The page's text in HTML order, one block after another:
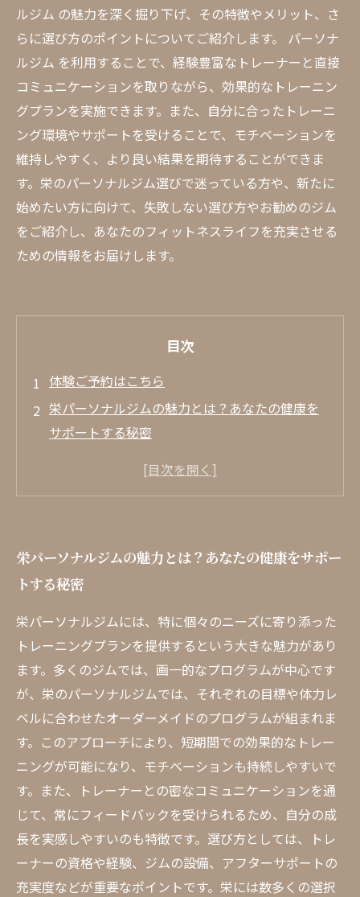
ルジム の魅力を深く掘り下げ、その特徴やメリット、さ
らに選び方のポイントについてご紹介します。 パーソナ
ルジム を利用することで、経験豊富なトレーナーと直接
コミュニケーションを取りながら、効果的なトレーニン
グプランを実施できます。また、自分に合ったトレーニ
ング環境やサポートを受けることで、モチベーションを
維持しやすく、より良い結果を期待することができま
す。栄のパーソナルジム選びで迷っている方や、新たに
始めたい方に向けて、失敗しない選び方やお勧めのジム
をご紹介し、あなたのフィットネスライフを充実させる
ための情報をお届けします。
目次
体験ご予約はこちら
栄パーソナルジムの魅力とは？あなたの健康を
サポートする秘密
なぜ栄でパーソナルジムが選ばれるのか？その
モチベーションを保つための選び方とは？栄で
のパーソナルジム選びのポイント
あなたにぴったりの栄パーソナルジムを見つけ
るためのヒント
実績豊富なトレーナーと共に、目標達成に向け
た第一歩を踏み出そう
栄パーソナルジムでの成功体験を共有！あなた
も理想の自分に近づける
栄パーソナルジムの魅力とは？あなたの健康をサポー
トする秘密
栄パーソナルジムには、特に個々のニーズに寄り添った
トレーニングプランを提供するという大きな魅力があり
ます。多くのジムでは、画一的なプログラムが中心です
が、栄のパーソナルジムでは、それぞれの目標や体力レ
ベルに合わせたオーダーメイドのプログラムが組まれま
す。このアプローチにより、短期間での効果的なトレー
ニングが可能になり、モチベーションも持続しやすいで
す。また、トレーナーとの密なコミュニケーションを通
じて、常にフィードバックを受けられるため、自分の成
長を実感しやすいのも特徴です。選び方としては、トレ
ーナーの資格や経験、ジムの設備、アフターサポートの
充実度などが重要なポイントです。栄には数多くの選択